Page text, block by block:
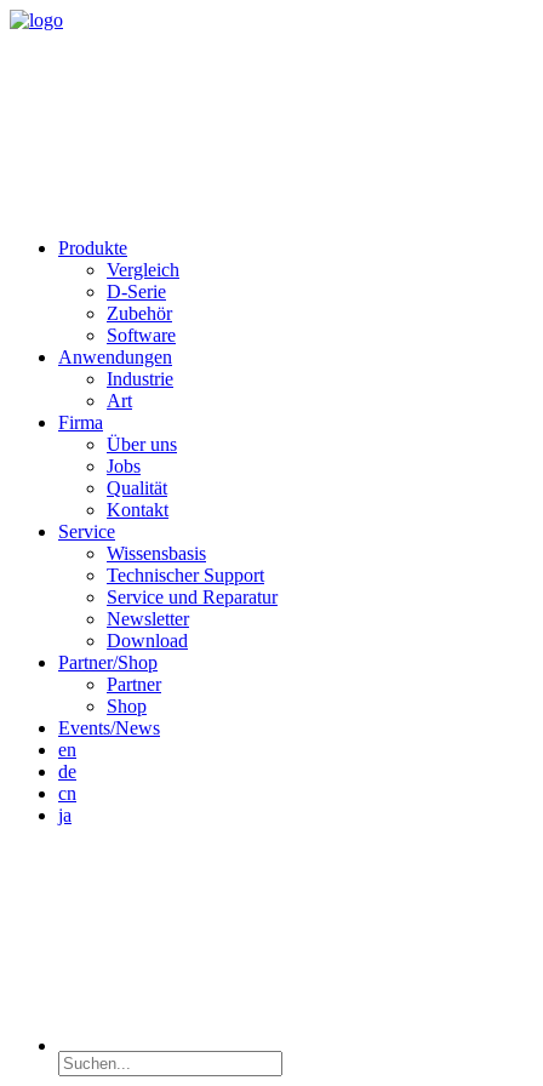
Produkte
Vergleich
D-Serie
Zubehör
Software
Anwendungen
Industrie
Art
Firma
Über uns
Jobs
Qualität
Kontakt
Service
Wissensbasis
Technischer Support
Service und Reparatur
Newsletter
Download
Partner/Shop
Partner
Shop
Events/News
en
de
cn
ja